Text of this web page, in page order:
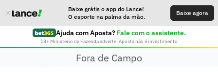
Baixe grátis o app do Lance!
O esporte na palma da mão.
Baixe agora
Ajuda com Aposta? Fale com o assistente.
18+ Ministério da Fazenda adverte: Aposta não é investimento
Fora de Campo